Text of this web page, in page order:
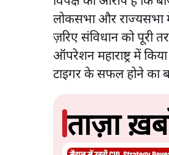
लोकसभा और राज्यसभा
ज़रिए संविधान को पूरी
ऑपरेशन महाराष्ट्र में
टाइगर के सफल होने का
ताज़ा